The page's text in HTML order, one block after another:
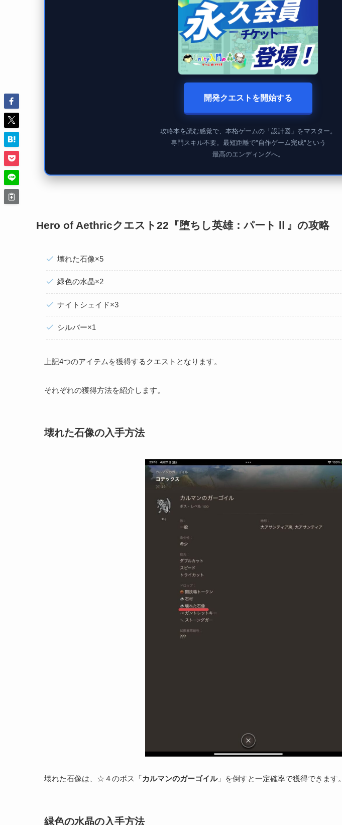
開発クエストを開始する
攻略本を読む感覚で、本格ゲームの「設計図」をマスター。
専門スキル不要。最短距離で"自作ゲーム完成"という
最高のエンディングへ。
Hero of Aethricクエスト22『堕ちし英雄：パートⅡ』の攻略
壊れた石像×5
緑色の水晶×2
ナイトシェイド×3
シルバー×1
上記4つのアイテムを獲得するクエストとなります。
それぞれの獲得方法を紹介します。
壊れた石像の入手方法
壊れた石像は、☆４のボス「カルマンのガーゴイル」を倒すと一定確率で獲得できます。
緑色の水晶の入手方法